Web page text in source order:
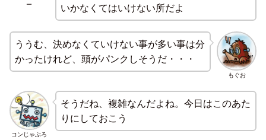
ー
いかなくてはいけない所だよ
もぐお
ううむ、決めなくていけない事が多い事は分
かったけれど、頭がパンクしそうだ・・・
コンじゃぶろ
そうだね、複雑なんだよね。今日はこのあた
りにしておこう